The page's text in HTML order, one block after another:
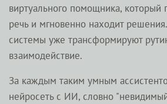
виртуального помощника,
речь и мгновенно находит
системы уже трансформируют
взаимодействие.
За каждым таким умным
нейросеть с ИИ, словно